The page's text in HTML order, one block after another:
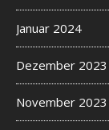
Januar 2024
Dezember 2023
November 2023